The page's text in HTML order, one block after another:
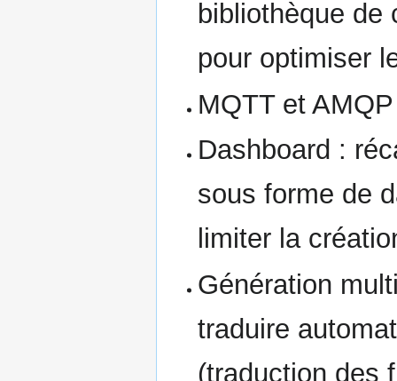
bibliothèque de
pour optimiser
MQTT et
Dashboard :
sous forme de
limiter la
Génération
traduire
(traduction des